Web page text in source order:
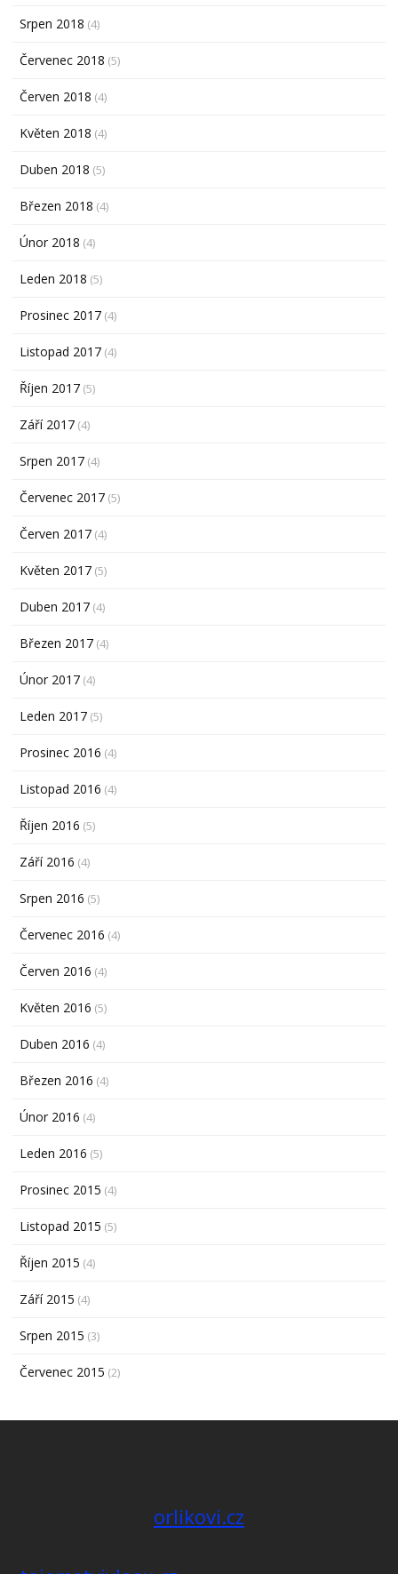
Srpen 2018 (4)
Červenec 2018 (5)
Červen 2018 (4)
Květen 2018 (4)
Duben 2018 (5)
Březen 2018 (4)
Únor 2018 (4)
Leden 2018 (5)
Prosinec 2017 (4)
Listopad 2017 (4)
Říjen 2017 (5)
Září 2017 (4)
Srpen 2017 (4)
Červenec 2017 (5)
Červen 2017 (4)
Květen 2017 (5)
Duben 2017 (4)
Březen 2017 (4)
Únor 2017 (4)
Leden 2017 (5)
Prosinec 2016 (4)
Listopad 2016 (4)
Říjen 2016 (5)
Září 2016 (4)
Srpen 2016 (5)
Červenec 2016 (4)
Červen 2016 (4)
Květen 2016 (5)
Duben 2016 (4)
Březen 2016 (4)
Únor 2016 (4)
Leden 2016 (5)
Prosinec 2015 (4)
Listopad 2015 (5)
Říjen 2015 (4)
Září 2015 (4)
Srpen 2015 (3)
Červenec 2015 (2)
orlikovi.cz